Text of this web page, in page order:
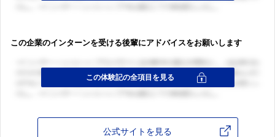
この企業のインターンを受ける後輩にアドバイスをお願いします
公式サイトを見る